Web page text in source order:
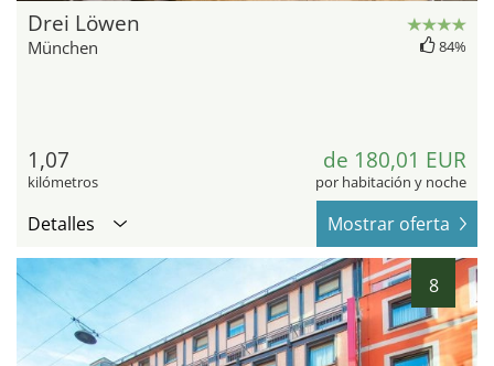
Drei Löwen
München 84%
1,07
kilómetros
de 180,01 EUR
por habitación y noche
Detalles Mostrar oferta
8